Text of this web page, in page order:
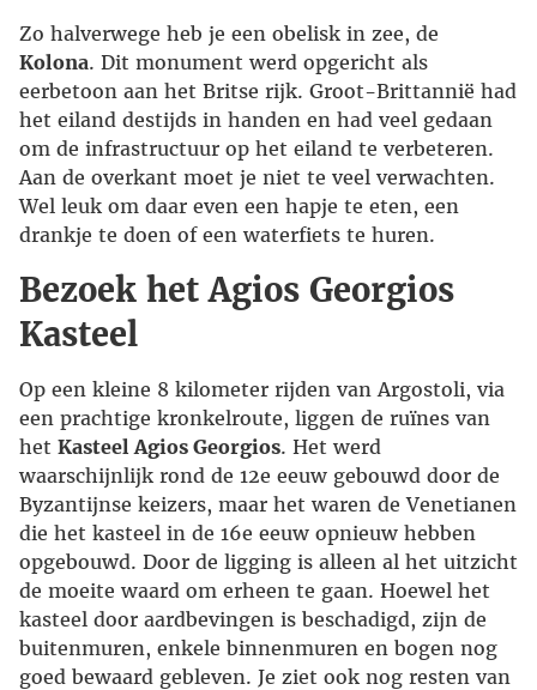
Zo halverwege heb je een obelisk in zee, de
Kolona. Dit monument werd opgericht als
eerbetoon aan het Britse rijk. Groot-Brittannië had
het eiland destijds in handen en had veel gedaan
om de infrastructuur op het eiland te verbeteren.
Aan de overkant moet je niet te veel verwachten.
Wel leuk om daar even een hapje te eten, een
drankje te doen of een waterfiets te huren.
Bezoek het Agios Georgios
Kasteel
Op een kleine 8 kilometer rijden van Argostoli, via
een prachtige kronkelroute, liggen de ruïnes van
het Kasteel Agios Georgios. Het werd
waarschijnlijk rond de 12e eeuw gebouwd door de
Byzantijnse keizers, maar het waren de Venetianen
die het kasteel in de 16e eeuw opnieuw hebben
opgebouwd. Door de ligging is alleen al het uitzicht
de moeite waard om erheen te gaan. Hoewel het
kasteel door aardbevingen is beschadigd, zijn de
buitenmuren, enkele binnenmuren en bogen nog
goed bewaard gebleven. Je ziet ook nog resten van